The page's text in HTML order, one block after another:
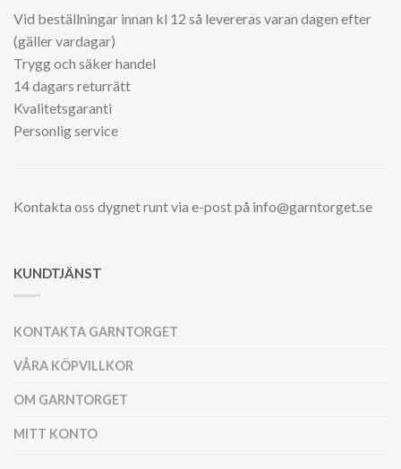
Vid beställningar innan kl 12 så levereras varan dagen efter
(gäller vardagar)
Trygg och säker handel
14 dagars returrätt
Kvalitetsgaranti
Personlig service
Kontakta oss dygnet runt via e-post på info@garntorget.se
KUNDTJÄNST
KONTAKTA GARNTORGET
VÅRA KÖPVILLKOR
OM GARNTORGET
MITT KONTO